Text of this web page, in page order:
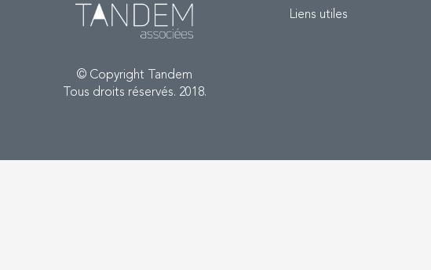
© Copyright Tandem
Tous droits réservés. 2018.
Liens utiles